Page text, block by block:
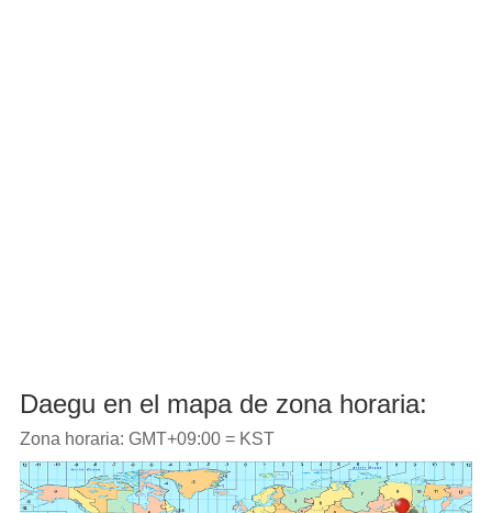
Daegu en el mapa de zona horaria:
Zona horaria: GMT+09:00 = KST